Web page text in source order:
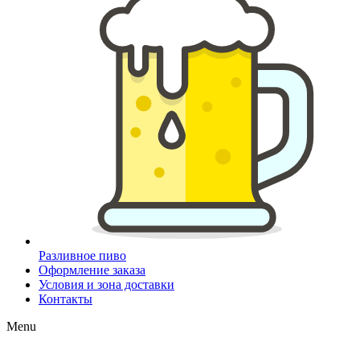
Разливное пиво
Оформление заказа
Условия и зона доставки
Контакты
Menu